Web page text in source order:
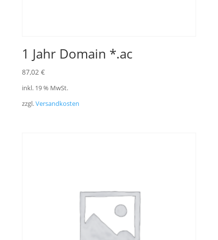
1 Jahr Domain *.ac
87,02 €
inkl. 19 % MwSt.
zzgl.Versandkosten